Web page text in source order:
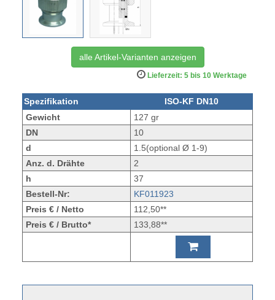
alle Artikel-Varianten anzeigen
Lieferzeit: 5 bis 10 Werktage
Spezifikation
ISO-KF DN10
Gewicht
127 gr
DN
10
d
1.5(optional Ø 1-9)
Anz. d. Drähte
2
h
37
Bestell-Nr:
KF011923
Preis € / Netto
112,50**
Preis € / Brutto*
133,88**